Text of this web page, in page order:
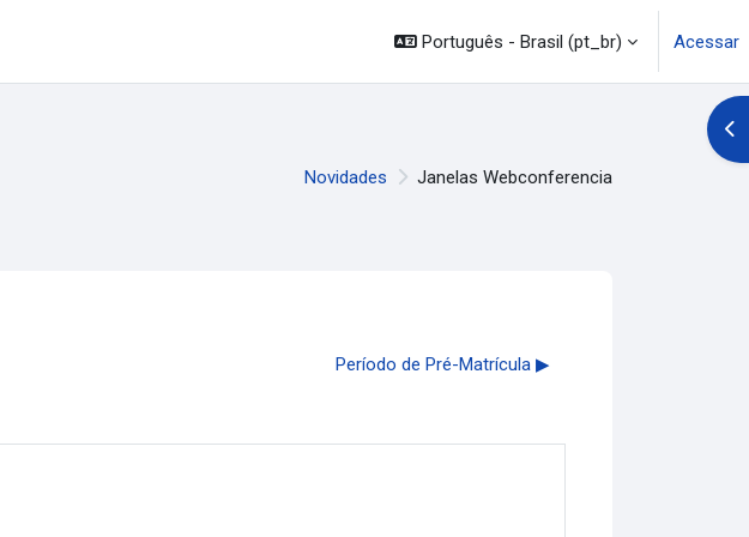
Português - Brasil ‎(pt_br)‎ Acessar
Novidades Janelas Webconferencia
Período de Pré-Matrícula ▶︎